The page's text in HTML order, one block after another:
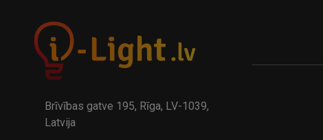
Brīvības gatve 195, Rīga, LV-1039,
Latvija